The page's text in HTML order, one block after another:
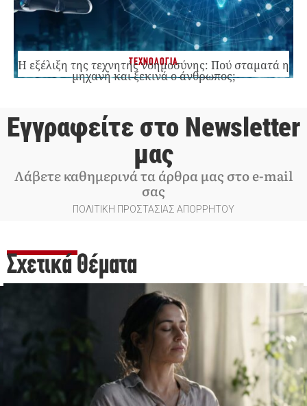
ΤΕΧΝΟΛΟΓΙΑ
Η εξέλιξη της τεχνητής νοημοσύνης: Πού σταματά η
μηχανή και ξεκινά ο άνθρωπος;
Εγγραφείτε στο Newsletter
μας
Λάβετε καθημερινά τα άρθρα μας στο e-mail
σας
ΠΟΛΙΤΙΚΗ ΠΡΟΣΤΑΣΙΑΣ ΑΠΟΡΡΗΤΟΥ
Σχετικά Θέματα